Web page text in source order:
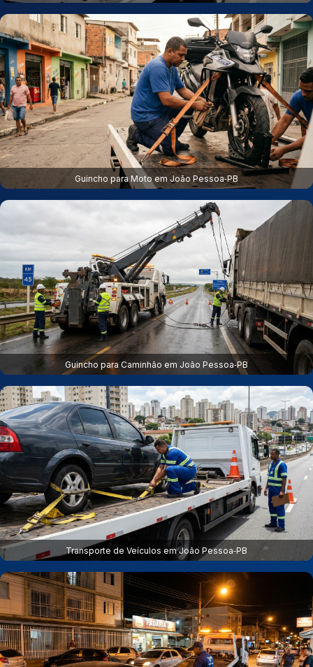
Guincho para Moto em João Pessoa‑PB
Guincho para Caminhão em João Pessoa‑PB
Transporte de Veículos em João Pessoa‑PB